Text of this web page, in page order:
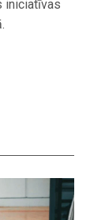
iniciatīvas